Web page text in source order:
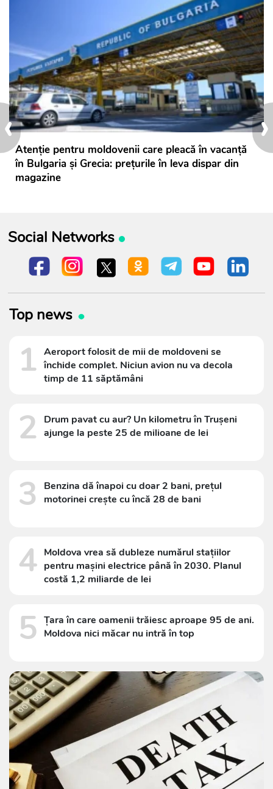
›
‹Atenție pentru moldovenii care pleacă în vacanță
în Bulgaria și Grecia: prețurile în leva dispar din
magazine
Social Networks
Top news
1 Aeroport folosit de mii de moldoveni se
închide complet. Niciun avion nu va decola
timp de 11 săptămâni
2
Drum pavat cu aur? Un kilometru în Trușeni
ajunge la peste 25 de milioane de lei
3
Benzina dă înapoi cu doar 2 bani, prețul
motorinei crește cu încă 28 de bani
4 Moldova vrea să dubleze numărul stațiilor
pentru mașini electrice până în 2030. Planul
costă 1,2 miliarde de lei
5 Țara în care oamenii trăiesc aproape 95 de ani.
Moldova nici măcar nu intră în top